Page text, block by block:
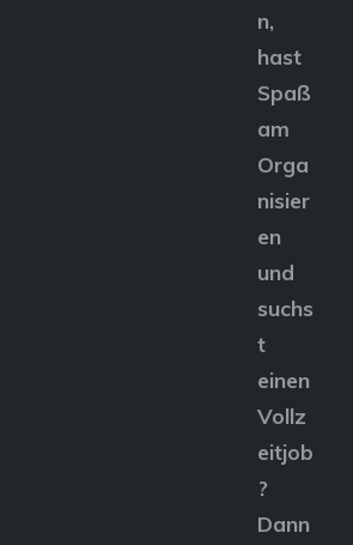
n,
hast
Spaß
am
Orga
nisier
en
und
suchs
t
einen
Vollz
eitjob
?
Dann